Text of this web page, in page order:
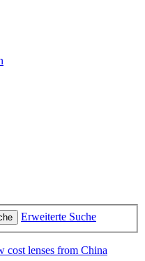
Erweiterte Suche
cost lenses from China